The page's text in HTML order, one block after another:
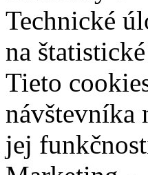
Technické
na
Tieto
návštevníka
jej